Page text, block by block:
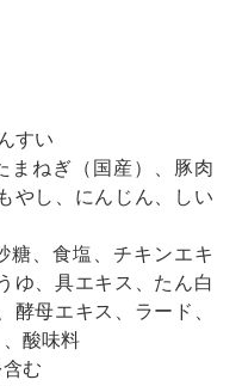
すい
まねぎ（国産）、豚肉
やし、にんじん、しい
糖、食塩、チキンエキ
ゆ、具エキス、たん白
酵母エキス、ラード、
酸味料
む